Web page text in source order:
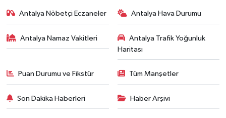
Antalya Nöbetçi Eczaneler Antalya Hava Durumu
Antalya Namaz Vakitleri
Antalya Trafik Yoğunluk
Haritası
Puan Durumu ve Fikstür Tüm Manşetler
Son Dakika Haberleri Haber Arşivi